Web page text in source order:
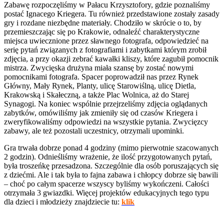
Zabawę rozpoczęliśmy w Pałacu Krzysztofory, gdzie poznaliśmy
postać Ignacego Kriegera. Tu również przedstawione zostały zasady
gry i rozdane niezbędne materiały. Chodziło w skrócie o to, by
przemieszczając się po Krakowie, odnaleźć charakterystyczne
miejsca uwiecznione przez sławnego fotografa, odpowiedzieć na
serię pytań związanych z fotografiami i zabytkami którym zrobił
zdjęcia, a przy okazji zebrać kawałki kliszy, które zagubił pomocnik
mistrza. Zwycięska drużyna miała szansę by zostać nowymi
pomocnikami fotografa. Spacer poprowadził nas przez Rynek
Główny, Mały Rynek, Planty, ulicę Starowiślną, ulicę Dietla,
Krakowską i Skałeczną, a także Plac Wolnica, aż do Starej
Synagogi. Na koniec wspólnie przejrzeliśmy zdjęcia oglądanych
zabytków, omówiliśmy jak zmieniły się od czasów Kriegera i
zweryfikowaliśmy odpowiedzi na wszystkie pytania. Zwycięzcy
zabawy, ale też pozostali uczestnicy, otrzymali upominki.
Gra trwała dobrze ponad 4 godziny (mimo pierwotnie szacowanych
2 godzin). Odnieśliśmy wrażenie, że ilość przygotowanych pytań,
była troszeńkę przesadzona. Szczególnie dla osób poruszających się
z dziećmi. Ale i tak była to fajna zabawa i chłopcy dobrze się bawili
– choć po całym spacerze wszyscy byliśmy wykończeni. Całości
otrzymała 3 gwiazdki. Więcej projektów edukacyjnych tego typu
dla dzieci i młodzieży znajdziecie tu: klik